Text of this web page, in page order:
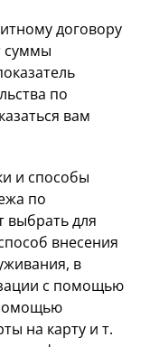
договору
суммы
по
вам
и способы
по
выбрать для
внесения
в
с помощью
на карту и т.